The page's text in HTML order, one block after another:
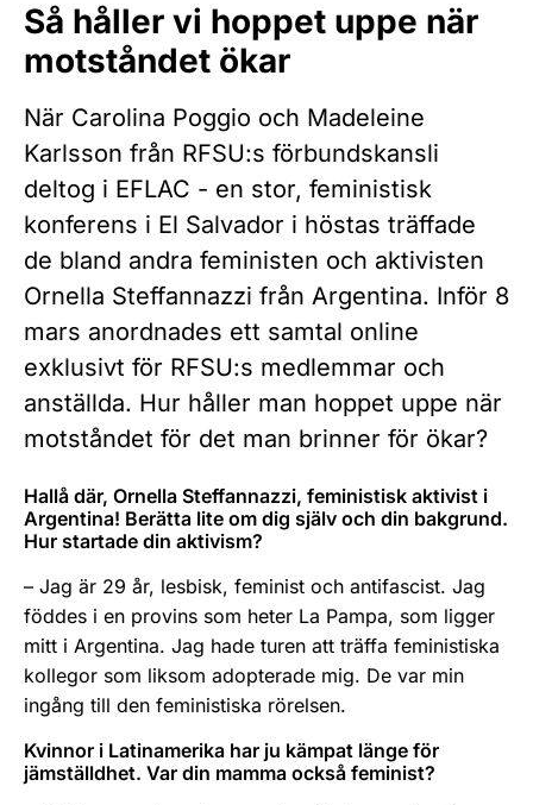
Så håller vi hoppet uppe när
motståndet ökar
När Carolina Poggio och Madeleine
Karlsson från RFSU:s förbundskansli
deltog i EFLAC - en stor, feministisk
konferens i El Salvador i höstas träffade
de bland andra feministen och aktivisten
Ornella Steffannazzi från Argentina. Inför 8
mars anordnades ett samtal online
exklusivt för RFSU:s medlemmar och
anställda. Hur håller man hoppet uppe när
motståndet för det man brinner för ökar?
Hallå där, Ornella Steffannazzi, feministisk aktivist i
Argentina! Berätta lite om dig själv och din bakgrund.
Hur startade din aktivism?
– Jag är 29 år, lesbisk, feminist och antifascist. Jag
föddes i en provins som heter La Pampa, som ligger
mitt i Argentina. Jag hade turen att träffa feministiska
kollegor som liksom adopterade mig. De var min
ingång till den feministiska rörelsen.
Kvinnor i Latinamerika har ju kämpat länge för
jämställdhet. Var din mamma också feminist?